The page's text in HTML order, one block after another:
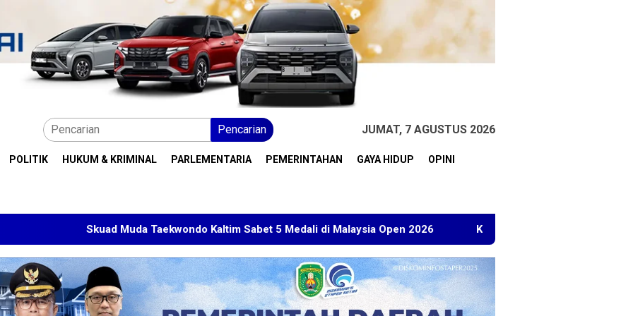
Pencarian JUMAT, 7 AGUSTUS 2026
POLITIK HUKUM & KRIMINAL PARLEMENTARIA PEMERINTAHAN GAYA HIDUP OPINI
Muda Taekwondo Kaltim Sabet 5 Medali di Malaysia Open 2026 Kuasa Hukum BT Minta Dakwaan Korupsi Lahan